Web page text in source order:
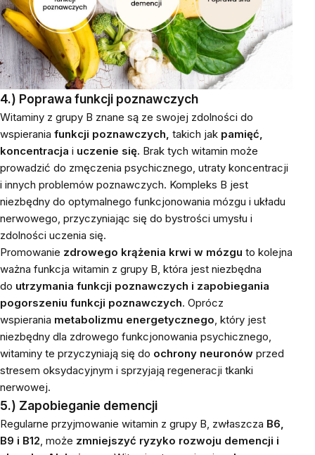
4.) Poprawa funkcji poznawczych
Witaminy z grupy B znane są ze swojej zdolności do
wspierania funkcji poznawczych, takich jak pamięć,
koncentracja i uczenie się. Brak tych witamin może
prowadzić do zmęczenia psychicznego, utraty koncentracji
i innych problemów poznawczych. Kompleks B jest
niezbędny do optymalnego funkcjonowania mózgu i układu
nerwowego, przyczyniając się do bystrości umysłu i
zdolności uczenia się.
Promowanie zdrowego krążenia krwi w mózgu to kolejna
ważna funkcja witamin z grupy B, która jest niezbędna
do utrzymania funkcji poznawczych i zapobiegania
pogorszeniu funkcji poznawczych. Oprócz
wspierania metabolizmu energetycznego, który jest
niezbędny dla zdrowego funkcjonowania psychicznego,
witaminy te przyczyniają się do ochrony neuronów przed
stresem oksydacyjnym i sprzyjają regeneracji tkanki
nerwowej.
5.) Zapobieganie demencji
Regularne przyjmowanie witamin z grupy B, zwłaszcza B6,
B9 i B12, może zmniejszyć ryzyko rozwoju demencji i